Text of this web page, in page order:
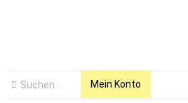
Mein Konto